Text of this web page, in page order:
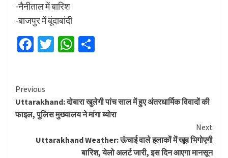
-नैनीताल में बारिश
-बाजपुर में बूंदाबांदी
Facebook
TwitterWhatsApp
Continue
Reading
Previous
Uttarakhand: दोबारा खुलेगी पांच साल में हुए अंतरधार्मिक विवादों की
फाइल, पुलिस मुख्यालय ने मांगा ब्योरा
Next
Uttarakhand Weather: ऊंचाई वाले इलाकों में खूब भिगोएगी
बारिश, येलो अलर्ट जारी, इस दिन आएगा मानसून